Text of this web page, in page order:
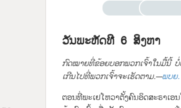
ວັນ​ພະຫັດ​ທີ 6 ສິງຫາ
ກົດໝາຍ​ທີ່​ຂ້ອຍ​ບອກ​ພວກ​ເຈົ້າ​ໃນ​ມື້​ນີ້ ບໍ່​
ເກີນ​ໄປ​ທີ່​ພວກ​ເຈົ້າ​ຈະ​ເຮັດ​ຕາມ.—ພບຍ
ຕອນ​ທີ່​ພະ​ເຢໂຫວາ​ຕັ້ງ​ຄົນ​ອິດສະຣາເອ